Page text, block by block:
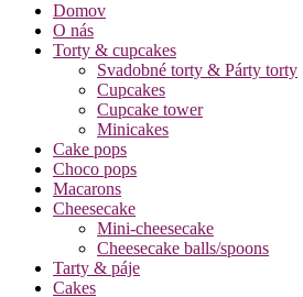
Domov
O nás
Torty & cupcakes
Svadobné torty & Párty torty
Cupcakes
Cupcake tower
Minicakes
Cake pops
Choco pops
Macarons
Cheesecake
Mini-cheesecake
Cheesecake balls/spoons
Tarty & páje
Cakes